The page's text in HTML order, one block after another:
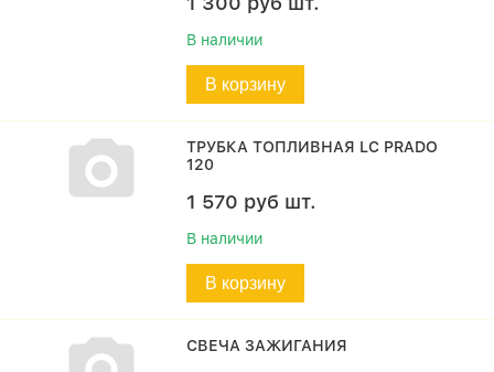
В наличии
В корзину
ТРУБКА ТОПЛИВНАЯ LC PRADO
120
1 570 руб шт.
В наличии
В корзину
СВЕЧА ЗАЖИГАНИЯ